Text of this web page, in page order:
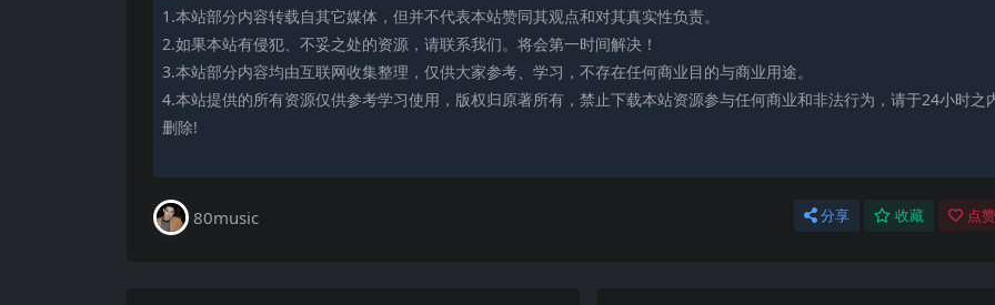
1.本站部分内容转载自其它媒体，但并不代表本站赞同其观点和对其真实性负责。
2.如果本站有侵犯、不妥之处的资源，请联系我们。将会第一时间解决！
3.本站部分内容均由互联网收集整理，仅供大家参考、学习，不存在任何商业目的与商业用途。
4.本站提供的所有资源仅供参考学习使用，版权归原著所有，禁止下载本站资源参与任何商业和非法行为，请于24小时之
删除!
80music 分享 收藏 点